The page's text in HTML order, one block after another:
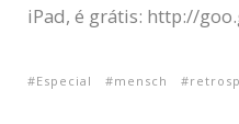
iPad, é grátis: http://
Especial mensch